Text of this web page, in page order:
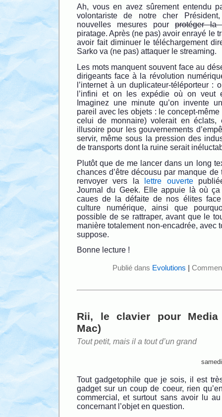
Ah, vous en avez sûrement entendu
volontariste de notre cher
nouvelles mesures pour protéger la
piratage. Après (ne pas) avoir enrayé le
avoir fait diminuer le téléchargement
Sarko va (ne pas) attaquer le streaming.
Les mots manquent souvent face au
dirigeants face à la révolution
l’internet à un duplicateur-téléporteur :
l’infini et on les expédie où on veut
Imaginez une minute qu’on invente
pareil avec les objets : le concept-
celui de monnaire) volerait en éclats,
illusoire pour les gouvernements
servir, même sous la pression des
de transports dont la ruine serait
Plutôt que de me lancer dans un long
chances d’être décousu par manque
renvoyer vers la
lettre ouverte
Journal du Geek. Elle appuie là où
caues de la défaite de nos élites
culture numérique, ainsi que
possible de se rattraper, avant que le
manière totalement non-encadrée, avec
suppose.
Bonne lecture !
Publié dans Evolutions
Rii, le clavier pour Media
Mac)
Tout petit, mais il a tout d’un grand
Tout gadgetophile que je sois, il est
gadget sur un coup de coeur, rien
commercial, et surtout sans avoir lu
concernant l’objet en question.